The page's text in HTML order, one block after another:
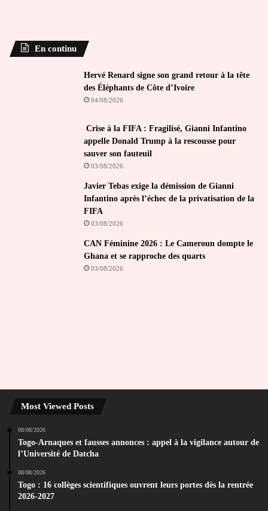
En continu
Hervé Renard signe son grand retour à la tête
des Éléphants de Côte d’Ivoire
04/08/2026
Crise à la FIFA : Fragilisé, Gianni Infantino
appelle Donald Trump à la rescousse pour
sauver son fauteuil
03/08/2026
Javier Tebas exige la démission de Gianni
Infantino après l’échec de la privatisation de la
FIFA
03/08/2026
CAN Féminine 2026 : Le Cameroun dompte le
Ghana et se rapproche des quarts
03/08/2026
Most Viewed Posts
08/08/2026
Togo-Arnaques et fausses annonces : appel à la vigilance autour de
l’Université de Datcha
08/08/2026
Togo : 16 collèges scientifiques ouvrent leurs portes dès la rentrée
2026-2027